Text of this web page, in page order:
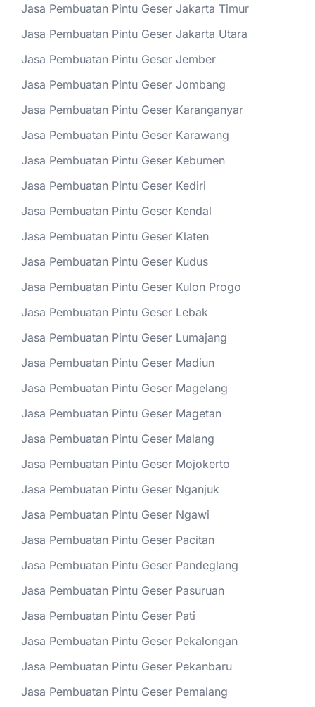
Jasa Pembuatan Pintu Geser Jakarta Timur
Jasa Pembuatan Pintu Geser Jakarta Utara
Jasa Pembuatan Pintu Geser Jember
Jasa Pembuatan Pintu Geser Jombang
Jasa Pembuatan Pintu Geser Karanganyar
Jasa Pembuatan Pintu Geser Karawang
Jasa Pembuatan Pintu Geser Kebumen
Jasa Pembuatan Pintu Geser Kediri
Jasa Pembuatan Pintu Geser Kendal
Jasa Pembuatan Pintu Geser Klaten
Jasa Pembuatan Pintu Geser Kudus
Jasa Pembuatan Pintu Geser Kulon Progo
Jasa Pembuatan Pintu Geser Lebak
Jasa Pembuatan Pintu Geser Lumajang
Jasa Pembuatan Pintu Geser Madiun
Jasa Pembuatan Pintu Geser Magelang
Jasa Pembuatan Pintu Geser Magetan
Jasa Pembuatan Pintu Geser Malang
Jasa Pembuatan Pintu Geser Mojokerto
Jasa Pembuatan Pintu Geser Nganjuk
Jasa Pembuatan Pintu Geser Ngawi
Jasa Pembuatan Pintu Geser Pacitan
Jasa Pembuatan Pintu Geser Pandeglang
Jasa Pembuatan Pintu Geser Pasuruan
Jasa Pembuatan Pintu Geser Pati
Jasa Pembuatan Pintu Geser Pekalongan
Jasa Pembuatan Pintu Geser Pekanbaru
Jasa Pembuatan Pintu Geser Pemalang